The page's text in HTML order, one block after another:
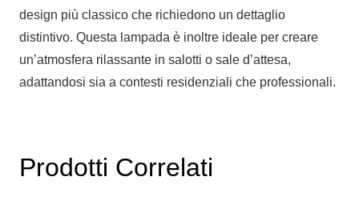
design più classico che richiedono un dettaglio
distintivo. Questa lampada è inoltre ideale per creare
un’atmosfera rilassante in salotti o sale d’attesa,
adattandosi sia a contesti residenziali che professionali.
Prodotti Correlati